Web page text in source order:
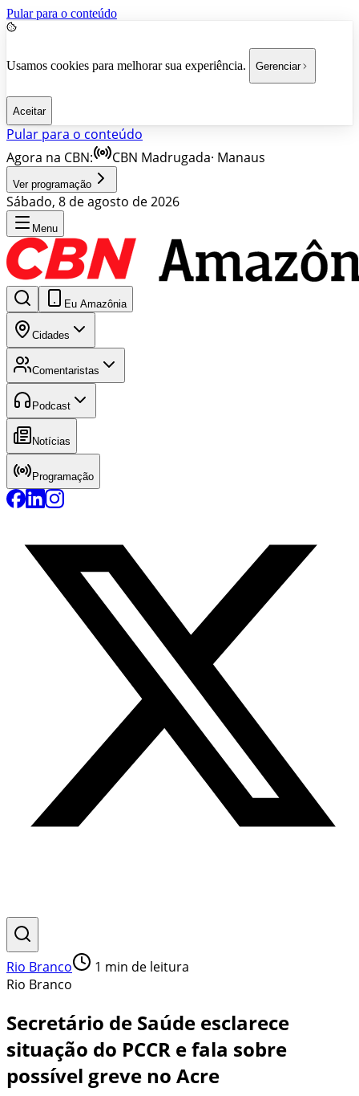
Pular para o conteúdo
Usamos cookies para melhorar sua experiência. Gerenciar
Aceitar
Pular para o conteúdo
Agora na CBN:
CBN Madrugada· Manaus
Ver programação
Sábado, 8 de agosto de 2026
Menu
Eu Amazônia
Cidades
Comentaristas
Podcast
Notícias
Programação
Rio Branco 1 min de leitura
Rio Branco
Secretário de Saúde esclarece
situação do PCCR e fala sobre
possível greve no Acre